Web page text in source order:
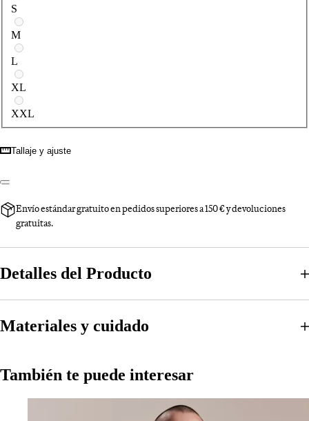
S
M
L
XL
XXL
Tallaje y ajuste
Envío estándar gratuito en pedidos superiores a 150 € y devoluciones
gratuitas.
Detalles del Producto
Materiales y cuidado
También te puede interesar